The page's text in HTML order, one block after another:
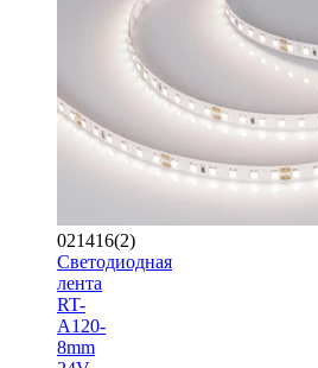
021416(2)
Светодиодная
лента
RT-
A120-
8mm